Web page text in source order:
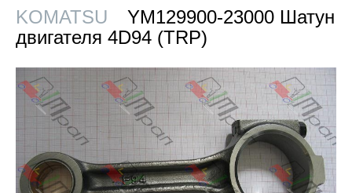
KOMATSU
YM129900-23000 Шатун
двигателя 4D94 (TRP)